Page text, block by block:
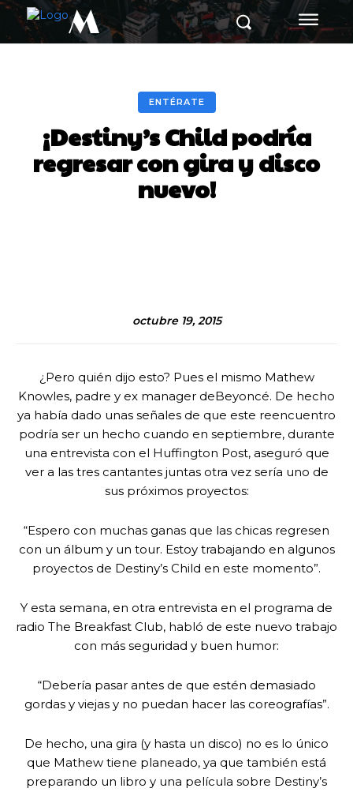
M
ENTÉRATE
¡Destiny’s Child podría
regresar con gira y disco
nuevo!
octubre 19, 2015
¿Pero quién dijo esto? Pues el mismo Mathew
Knowles, padre y ex manager deBeyoncé. De hecho
ya había dado unas señales de que este reencuentro
podría ser un hecho cuando en septiembre, durante
una entrevista con el Huffington Post, aseguró que
ver a las tres cantantes juntas otra vez sería uno de
sus próximos proyectos:
“Espero con muchas ganas que las chicas regresen
con un álbum y un tour. Estoy trabajando en algunos
proyectos de Destiny’s Child en este momento”.
Y esta semana, en otra entrevista en el programa de
radio The Breakfast Club, habló de este nuevo trabajo
con más seguridad y buen humor:
“Debería pasar antes de que estén demasiado
gordas y viejas y no puedan hacer las coreografías”.
De hecho, una gira (y hasta un disco) no es lo único
que Mathew tiene planeado, ya que también está
preparando un libro y una película sobre Destiny’s